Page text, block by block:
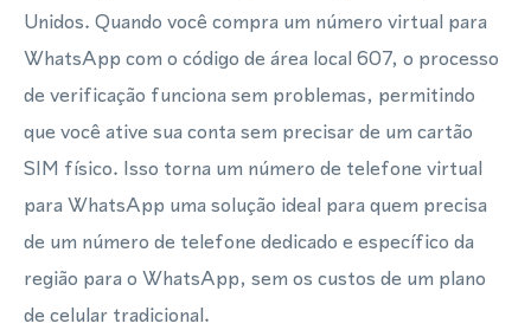
Unidos. Quando você compra um número virtual para
WhatsApp com o código de área local 607, o processo
de verificação funciona sem problemas, permitindo
que você ative sua conta sem precisar de um cartão
SIM físico. Isso torna um número de telefone virtual
para WhatsApp uma solução ideal para quem precisa
de um número de telefone dedicado e específico da
região para o WhatsApp, sem os custos de um plano
de celular tradicional.